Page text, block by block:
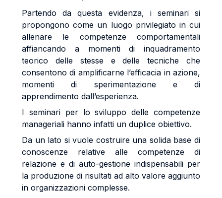
Partendo da questa evidenza, i seminari si
propongono come un luogo privilegiato in cui
allenare le competenze comportamentali
affiancando a momenti di inquadramento
teorico delle stesse e delle tecniche che
consentono di amplificarne l’efficacia in azione,
momenti di sperimentazione e di
apprendimento dall’esperienza.
I seminari per lo sviluppo delle competenze
manageriali hanno infatti un duplice obiettivo.
Da un lato si vuole costruire una solida base di
conoscenze relative alle competenze di
relazione e di auto-gestione indispensabili per
la produzione di risultati ad alto valore aggiunto
in organizzazioni complesse.